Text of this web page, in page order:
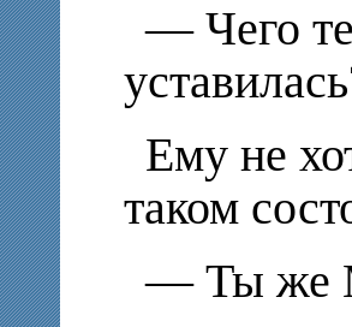
— Чего
Ему не
таком
— Ты же